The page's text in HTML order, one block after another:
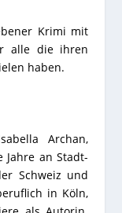
Krimi mit
alle die ihren
haben.
Archan,
Jahre an Stadt-
Schweiz und
in Köln,